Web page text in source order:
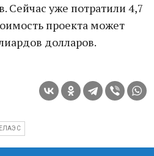
Сейчас уже потратили 4,7
проекта может
долларов.